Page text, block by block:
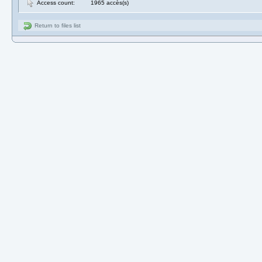
Access count:
1965 accès(s)
Return to files list